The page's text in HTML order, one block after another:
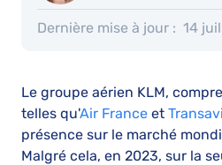
Dernière mise à jour : 14
Le groupe aérien KLM,
telles qu'Air France et
présence sur le marché
Malgré cela, en 2023, sur la